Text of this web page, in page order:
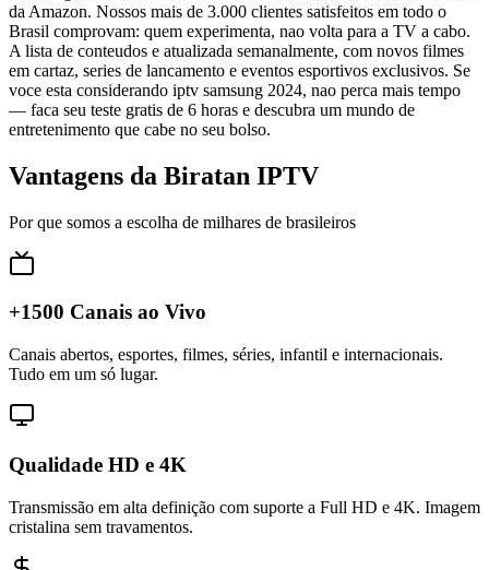
da Amazon. Nossos mais de 3.000 clientes satisfeitos em todo o
Brasil comprovam: quem experimenta, nao volta para a TV a cabo.
A lista de conteudos e atualizada semanalmente, com novos filmes
em cartaz, series de lancamento e eventos esportivos exclusivos. Se
voce esta considerando iptv samsung 2024, nao perca mais tempo
— faca seu teste gratis de 6 horas e descubra um mundo de
entretenimento que cabe no seu bolso.
Vantagens da Biratan IPTV
Por que somos a escolha de milhares de brasileiros
+1500 Canais ao Vivo
Canais abertos, esportes, filmes, séries, infantil e internacionais.
Tudo em um só lugar.
Qualidade HD e 4K
Transmissão em alta definição com suporte a Full HD e 4K. Imagem
cristalina sem travamentos.